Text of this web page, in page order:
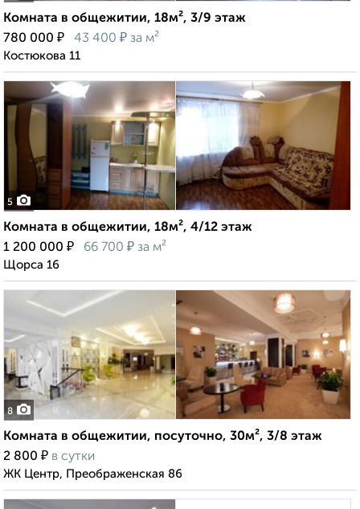
Комната в общежитии, 18м², 3/9 этаж
780 000 ₽ 43 400 ₽ за м²
Костюкова 11
5
Комната в общежитии, 18м², 4/12 этаж
1 200 000 ₽ 66 700 ₽ за м²
Щорса 16
8
Комната в общежитии, посуточно, 30м², 3/8 этаж
2 800 ₽ в сутки
ЖК Центр, Преображенская 86